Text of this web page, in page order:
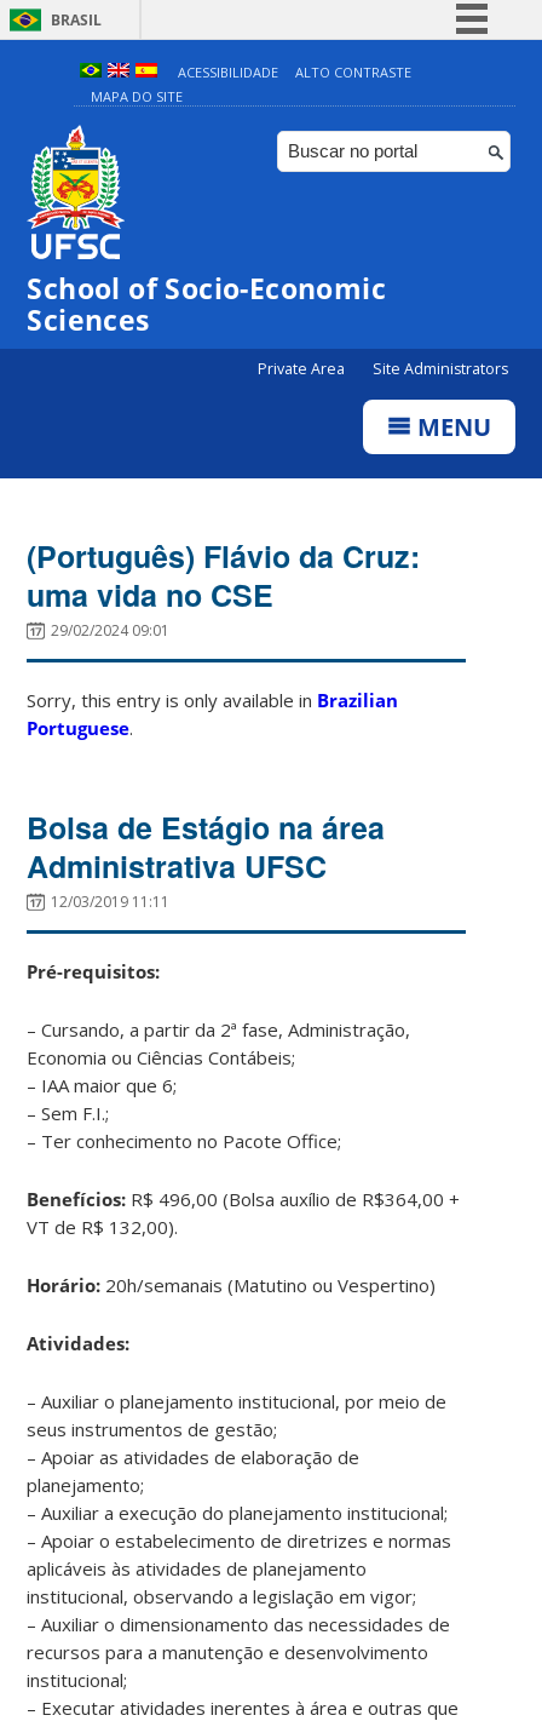
BRASIL
Simplifique!
Comunica BR
Participe
ACESSIBILIDADE
ALTO CONTRASTE
MAPA DO SITE
School of Socio-Economic
Sciences
Private Area Site Administrators
MENU
(Português) Flávio da Cruz:
uma vida no CSE
29/02/2024 09:01
Sorry, this entry is only available in Brazilian
Portuguese.
Bolsa de Estágio na área
Administrativa UFSC
12/03/2019 11:11
Pré-requisitos:
– Cursando, a partir da 2ª fase, Administração,
Economia ou Ciências Contábeis;
– IAA maior que 6;
– Sem F.I.;
– Ter conhecimento no Pacote Office;
Benefícios: R$ 496,00 (Bolsa auxílio de R$364,00 +
VT de R$ 132,00).
Horário: 20h/semanais (Matutino ou Vespertino)
Atividades:
– Auxiliar o planejamento institucional, por meio de
seus instrumentos de gestão;
– Apoiar as atividades de elaboração de
planejamento;
– Auxiliar a execução do planejamento institucional;
– Apoiar o estabelecimento de diretrizes e normas
aplicáveis às atividades de planejamento
institucional, observando a legislação em vigor;
– Auxiliar o dimensionamento das necessidades de
recursos para a manutenção e desenvolvimento
institucional;
– Executar atividades inerentes à área e outras que